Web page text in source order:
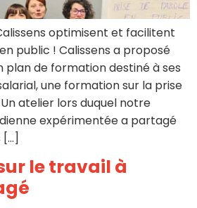
optimisent et facilitent
public ! Calissens a proposé
plan de formation destiné à ses
une formation sur la prise
atelier lors duquel notre
expérimentée a partagé
[…]
le travail à